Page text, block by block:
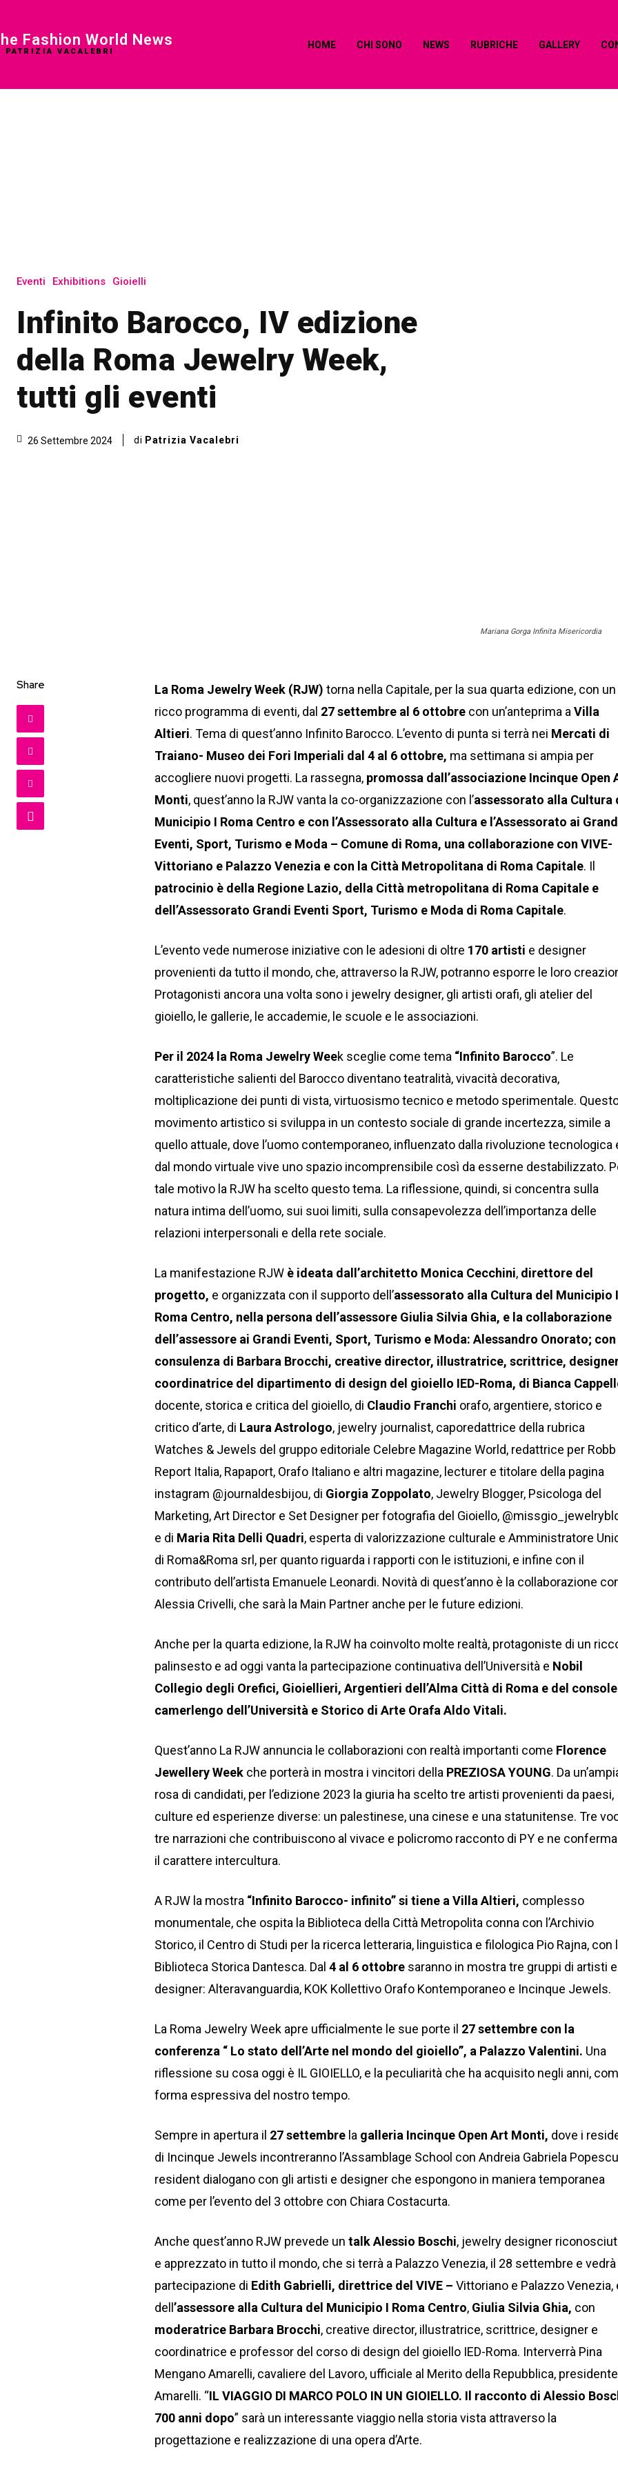
Fashion World News
PATRIZIA VACALEBRI
HOME CHI SONO NEWS RUBRICHE GALLERY
Eventi Exhibitions Gioielli
Infinito Barocco, IV edizione
della Roma Jewelry Week,
tutti gli eventi
26 Settembre 2024 di Patrizia Vacalebri
Mariana Gorga Infinita Misericordia
Share La Roma Jewelry Week (RJW) torna nella Capitale, per la sua quarta edizione, con un
ricco programma di eventi, dal 27 settembre al 6 ottobre con un’anteprima aVilla
Altieri. Tema di quest’anno Infinito Barocco. L’evento di punta si terrà nei Mercati di
Traiano- Museo dei Fori Imperiali dal 4 al 6 ottobre, ma settimana si ampia per
accogliere nuovi progetti. La rassegna, promossa dall’associazione Incinque Open
Monti, quest’anno la RJW vanta la co-organizzazione con l’assessorato alla Cultura
Municipio I Roma Centro e con l’Assessorato alla Cultura e l’Assessorato ai
Eventi, Sport, Turismo e Moda – Comune di Roma, una collaborazione con VIVE-
Vittoriano e Palazzo Venezia e con la Città Metropolitana di Roma Capitale. Il
patrocinio è della Regione Lazio, della Città metropolitana di Roma Capitale e
dell’Assessorato Grandi Eventi Sport, Turismo e Moda di Roma Capitale.
L’evento vede numerose iniziative con le adesioni di oltre 170 artisti e designer
provenienti da tutto il mondo, che, attraverso la RJW, potranno esporre le loro
Protagonisti ancora una volta sono i jewelry designer, gli artisti orafi, gli atelier del
gioiello, le gallerie, le accademie, le scuole e le associazioni.
Per il 2024 la Roma Jewelry Week sceglie come tema “Infinito Barocco”. Le
caratteristiche salienti del Barocco diventano teatralità, vivacità decorativa,
moltiplicazione dei punti di vista, virtuosismo tecnico e metodo sperimentale.
movimento artistico si sviluppa in un contesto sociale di grande incertezza, simile a
quello attuale, dove l’uomo contemporaneo, influenzato dalla rivoluzione tecnologica
dal mondo virtuale vive uno spazio incomprensibile così da esserne destabilizzato.
tale motivo la RJW ha scelto questo tema. La riflessione, quindi, si concentra sulla
natura intima dell’uomo, sui suoi limiti, sulla consapevolezza dell’importanza delle
relazioni interpersonali e della rete sociale.
La manifestazione RJW è ideata dall’architetto Monica Cecchini, direttore del
progetto, e organizzata con il supporto dell’assessorato alla Cultura del Municipio
Roma Centro, nella persona dell’assessore Giulia Silvia Ghia, e la collaborazione
dell’assessore ai Grandi Eventi, Sport, Turismo e Moda: Alessandro Onorato;
consulenza di Barbara Brocchi, creative director, illustratrice, scrittrice,
coordinatrice del dipartimento di design del gioiello IED-Roma, di Bianca
docente, storica e critica del gioiello, di Claudio Franchi orafo, argentiere, storico e
critico d’arte, di Laura Astrologo, jewelry journalist, caporedattrice della rubrica
Watches & Jewels del gruppo editoriale Celebre Magazine World, redattrice per Robb
Report Italia, Rapaport, Orafo Italiano e altri magazine, lecturer e titolare della pagina
instagram @journaldesbijou, di Giorgia Zoppolato, Jewelry Blogger, Psicologa del
Marketing, Art Director e Set Designer per fotografia del Gioiello,
e di Maria Rita Delli Quadri, esperta di valorizzazione culturale e Amministratore
di Roma&Roma srl, per quanto riguarda i rapporti con le istituzioni, e infine con il
contributo dell’artista Emanuele Leonardi. Novità di quest’anno è la collaborazione
Alessia Crivelli, che sarà la Main Partner anche per le future edizioni.
Anche per la quarta edizione, la RJW ha coinvolto molte realtà, protagoniste di un
palinsesto e ad oggi vanta la partecipazione continuativa dell’Università e Nobil
Collegio degli Orefici, Gioiellieri, Argentieri dell’Alma Città di Roma e del console
camerlengo dell’Università e Storico di Arte Orafa Aldo Vitali.
Quest’anno La RJW annuncia le collaborazioni con realtà importanti come Florence
Jewellery Week che porterà in mostra i vincitori della PREZIOSA YOUNG. Da
rosa di candidati, per l’edizione 2023 la giuria ha scelto tre artisti provenienti da paesi,
culture ed esperienze diverse: un palestinese, una cinese e una statunitense. Tre
tre narrazioni che contribuiscono al vivace e policromo racconto di PY e ne
il carattere intercultura.
A RJW la mostra “Infinito Barocco- infinito” si tiene a Villa Altieri, complesso
monumentale, che ospita la Biblioteca della Città Metropolita conna con l’Archivio
Storico, il Centro di Studi per la ricerca letteraria, linguistica e filologica Pio Rajna, con
Biblioteca Storica Dantesca. Dal 4 al 6 ottobre saranno in mostra tre gruppi di artisti e
designer: Alteravanguardia, KOK Kollettivo Orafo Kontemporaneo e Incinque Jewels.
La Roma Jewelry Week apre ufficialmente le sue porte il 27 settembre con la
conferenza “ Lo stato dell’Arte nel mondo del gioiello”, a Palazzo Valentini. Una
riflessione su cosa oggi è IL GIOIELLO, e la peculiarità che ha acquisito negli anni,
forma espressiva del nostro tempo.
Sempre in apertura il 27 settembre la galleria Incinque Open Art Monti, dove i
di Incinque Jewels incontreranno l’Assamblage School con Andreia Gabriela
resident dialogano con gli artisti e designer che espongono in maniera temporanea
come per l’evento del 3 ottobre con Chiara Costacurta.
Anche quest’anno RJW prevede un talk Alessio Boschi, jewelry designer
e apprezzato in tutto il mondo, che si terrà a Palazzo Venezia, il 28 settembre e vedrà
partecipazione di Edith Gabrielli, direttrice del VIVE – Vittoriano e Palazzo Venezia,
dell’assessore alla Cultura del Municipio I Roma Centro, Giulia Silvia Ghia, con
moderatrice Barbara Brocchi, creative director, illustratrice, scrittrice, designer e
coordinatrice e professor del corso di design del gioiello IED-Roma. Interverrà Pina
Mengano Amarelli, cavaliere del Lavoro, ufficiale al Merito della Repubblica,
Amarelli. “IL VIAGGIO DI MARCO POLO IN UN GIOIELLO. Il racconto di Alessio
700 anni dopo” sarà un interessante viaggio nella storia vista attraverso la
progettazione e realizzazione di una opera d’Arte.